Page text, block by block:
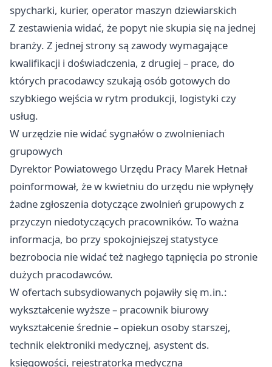
spycharki, kurier, operator maszyn dziewiarskich
Z zestawienia widać, że popyt nie skupia się na jednej
branży. Z jednej strony są zawody wymagające
kwalifikacji i doświadczenia, z drugiej – prace, do
których pracodawcy szukają osób gotowych do
szybkiego wejścia w rytm produkcji, logistyki czy
usług.
W urzędzie nie widać sygnałów o zwolnieniach
grupowych
Dyrektor Powiatowego Urzędu Pracy Marek Hetnał
poinformował, że w kwietniu do urzędu nie wpłynęły
żadne zgłoszenia dotyczące zwolnień grupowych z
przyczyn niedotyczących pracowników. To ważna
informacja, bo przy spokojniejszej statystyce
bezrobocia nie widać też nagłego tąpnięcia po stronie
dużych pracodawców.
W ofertach subsydiowanych pojawiły się m.in.:
wykształcenie wyższe – pracownik biurowy
wykształcenie średnie – opiekun osoby starszej,
technik elektroniki medycznej, asystent ds.
księgowości, rejestratorka medyczna